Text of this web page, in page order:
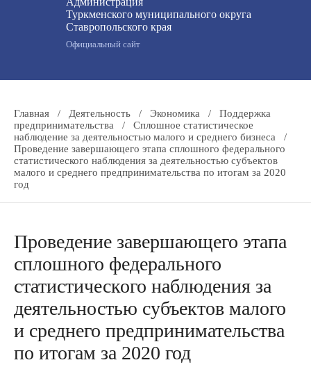
Туркменского муниципального округа
Ставропольского края
Официальный сайт
Главная / Деятельность / Экономика /
Поддержка
предпринимательства
/
Сплошное статистическое
наблюдение за деятельностью малого и среднего бизнеса
/
Проведение завершающего этапа сплошного федерального
статистического наблюдения за деятельностью субъектов
малого и среднего предпринимательства по итогам за 2020
год
Проведение завершающего этапа
сплошного федерального
статистического наблюдения за
деятельностью субъектов малого
и среднего предпринимательства
по итогам за 2020 год